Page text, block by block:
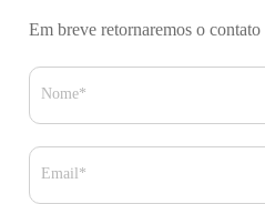
Em breve retornaremos o contato
Nome*
Email*